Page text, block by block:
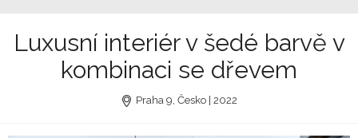
Luxusní interiér v šedé barvě v
kombinaci se dřevem
Praha 9, Česko | 2022